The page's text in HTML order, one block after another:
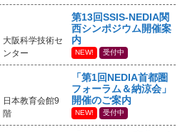
大阪科学技術セ
ンター
第13回SSIS-NEDIA関
西シンポジウム開催案
内
NEW! 受付中
日本教育会館9
階
「第1回NEDIA首都圏
フォーラム＆納涼会」
開催のご案内
NEW! 受付中